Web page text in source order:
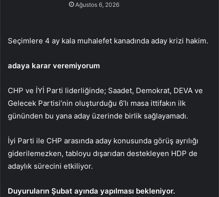
Ağustos 6, 2026
Seçimlere 4 ay kala muhalefet kanadında aday krizi hakim.
adaya karar veremiyorum
CHP ve İYİ Parti liderliğinde; Saadet, Demokrat, DEVA ve
Gelecek Partisi’nin oluşturduğu 6’lı masa ittifakın ilk
gününden bu yana aday üzerinde birlik sağlayamadı.
İyi Parti ile CHP arasında aday konusunda görüş ayrılığı
giderilemezken, tabloyu dışarıdan destekleyen HDP de
adaylık sürecini etkiliyor.
Duyuruların Şubat ayında yapılması bekleniyor.